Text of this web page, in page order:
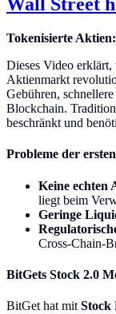
Tokenisierte
Dieses Video
Aktienmarkt
Gebühren,
Blockchain.
beschränkt und
Probleme der
Keine echten
liegt beim
Geringe
Cross-Chain-
BitGets Stock 2.0
BitGet hat mit Stock